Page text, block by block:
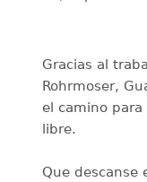
Gracias al
Rohrmoser,
el camino
libre.
Que descanse